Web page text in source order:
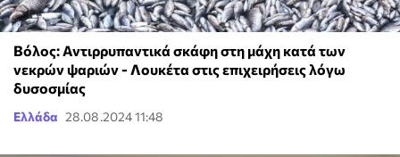
Βόλος: Αντιρρυπαντικά σκάφη στη μάχη κατά των
νεκρών ψαριών - Λουκέτα στις επιχειρήσεις λόγω
δυσοσμίας
Ελλάδα 28.08.2024 11:48